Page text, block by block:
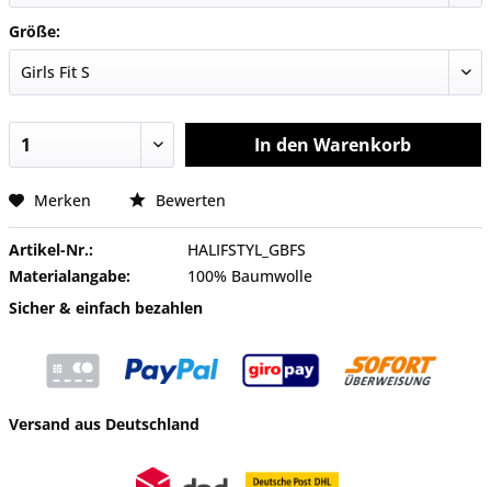
Größe:
In den Warenkorb
Merken Bewerten
Artikel-Nr.:
HALIFSTYL_GBFS
Materialangabe:
100% Baumwolle
Sicher & einfach bezahlen
Versand aus Deutschland